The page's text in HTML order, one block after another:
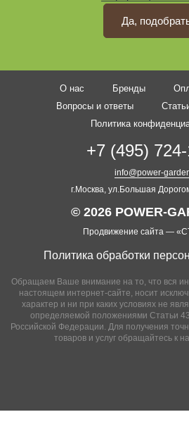
Да,
О нас Бренды
Вопросы и ответы
Политика
+7 (495)
info@power-
г.Москва, ул.Большая
Обращаем Ваше внимание на то, что вся
настоящем интернет-сайте, носит
характер и ни при каких условиях не
определяемой положениями Статьи
Российской Федерации. Для получения
товаров и услуг обращайтесь к
© 2026 POWER-
Продвижение сайта —
Политика обработки